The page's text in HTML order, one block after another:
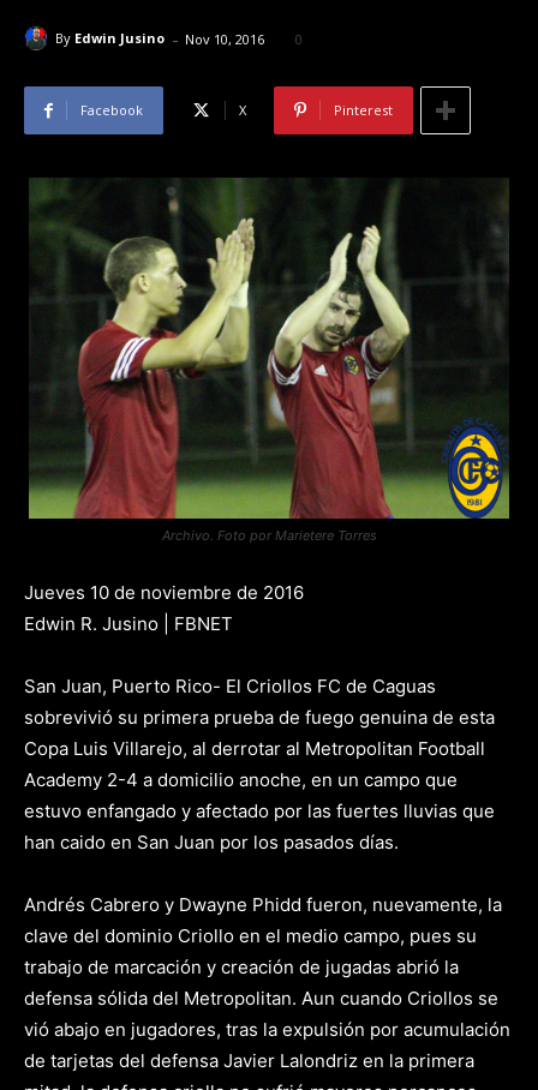
By Edwin Jusino - Nov 10, 2016 0
Facebook X Pinterest
Archivo. Foto por Marietere Torres
Jueves 10 de noviembre de 2016
Edwin R. Jusino | FBNET
San Juan, Puerto Rico- El Criollos FC de Caguas
sobrevivió su primera prueba de fuego genuina de esta
Copa Luis Villarejo, al derrotar al Metropolitan Football
Academy 2-4 a domicilio anoche, en un campo que
estuvo enfangado y afectado por las fuertes lluvias que
han caido en San Juan por los pasados días.
Andrés Cabrero y Dwayne Phidd fueron, nuevamente, la
clave del dominio Criollo en el medio campo, pues su
trabajo de marcación y creación de jugadas abrió la
defensa sólida del Metropolitan. Aun cuando Criollos se
vió abajo en jugadores, tras la expulsión por acumulación
de tarjetas del defensa Javier Lalondriz en la primera